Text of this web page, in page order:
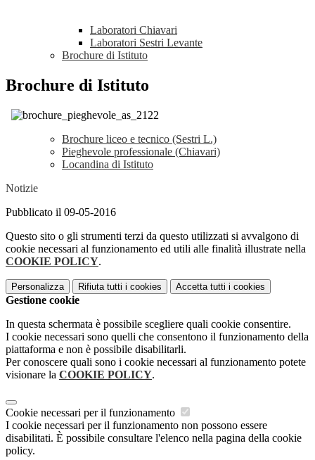
Laboratori Chiavari
Laboratori Sestri Levante
Brochure di Istituto
Brochure di Istituto
Brochure liceo e tecnico (Sestri L.)
Pieghevole professionale (Chiavari)
Locandina di Istituto
Notizie
Pubblicato il 09-05-2016
Questo sito o gli strumenti terzi da questo utilizzati si avvalgono di
cookie necessari al funzionamento ed utili alle finalità illustrate nella
COOKIE POLICY.
Personalizza Rifiuta tutti i cookies Accetta tutti i cookies
Gestione cookie
In questa schermata è possibile scegliere quali cookie consentire.
I cookie necessari sono quelli che consentono il funzionamento della
piattaforma e non è possibile disabilitarli.
Per conoscere quali sono i cookie necessari al funzionamento potete
visionare la COOKIE POLICY.
Cookie necessari per il funzionamento
I cookie necessari per il funzionamento non possono essere
disabilitati. È possibile consultare l'elenco nella pagina della cookie
policy.